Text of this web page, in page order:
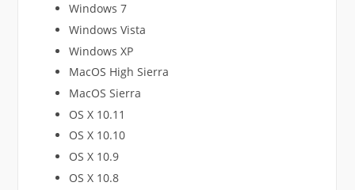
Windows 7
Windows Vista
Windows XP
MacOS High Sierra
MacOS Sierra
OS X 10.11
OS X 10.10
OS X 10.9
OS X 10.8